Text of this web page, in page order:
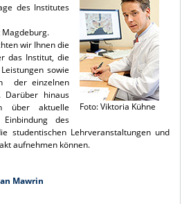
Foto: Viktoria Kühne
des Institutes
wir Ihnen die
das Institut, die
sowie
der einzelnen
Darüber hinaus
über aktuelle
des
studentischen Lehrveranstaltungen und
aufnehmen können.
Mawrin